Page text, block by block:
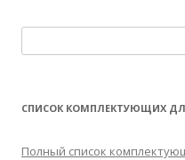
а
т
:
СПИСОК КОМПЛЕКТУЮЩИХ
Полный список